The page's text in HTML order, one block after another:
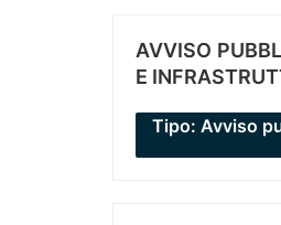
AVVISO
E
Tipo: Avviso